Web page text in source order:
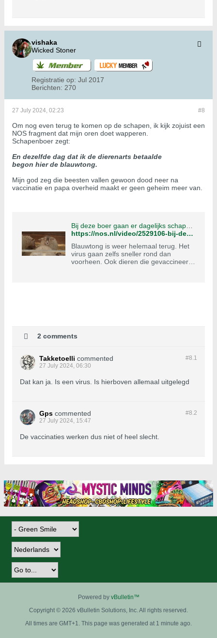
vishaka
Wicked Stoner
Registratie op: Jul 2017
Berichten: 270
#8
27 July 2024, 02:23
Om nog even terug te komen op de schapen, ik kijk zojuist een
NOS fragment dat mijn oren doet wapperen.
Schapenboer zegt:
En dezelfde dag dat ik de dierenarts betaalde
begon hier de blauwtong.
Mijn god zeg die beesten vallen gewoon dood neer na
vaccinatie en papa overheid maakt er geen geheim meer van.
https://nos.nl/video/2529106-bij-deze-boer-gaan-er-dagelijks-schapen-dood-aan-blauwtong-ondanks-de-vaccins
Blauwtong is weer helemaal terug. Het
virus gaan zelfs sneller rond dan
voorheen. Ook dieren die gevaccineerd
2 comments
#8.1
Takketoelli commented
27 July 2024, 06:30
Dat kan ja. Is een virus. Is hierboven allemaal uitgelegd
#8.2
Gps commented
27 July 2024, 15:47
De vaccinaties werken dus niet of heel slecht.
Powered by vBulletin™
Copyright © 2026 vBulletin Solutions, Inc. All rights reserved.
All times are GMT+1. This page was generated at 1 minute ago.